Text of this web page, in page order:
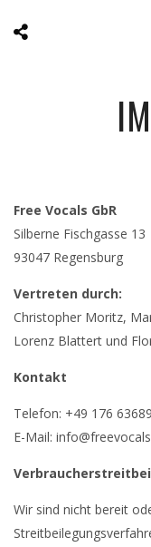
Free Vocals GbR
Silberne Fischgasse 13
93047 Regensburg
Vertreten durch:
Christopher Moritz,
Lorenz Blattert und
Kontakt
Telefon: +49 176
E-Mail:
Wir sind nicht bereit